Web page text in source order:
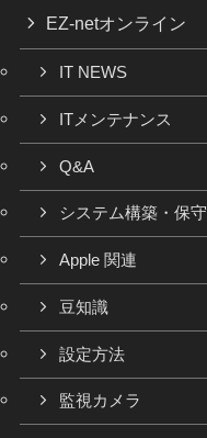
EZ-netオンライン
IT NEWS
ITメンテナンス
Q&A
システム構築・保守
Apple 関連
豆知識
設定方法
監視カメラ